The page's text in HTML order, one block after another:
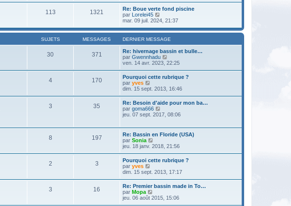
s
a
g
e
r
m
e
s
s
g
e
r
i
e
r
m
e
s
s
a
g
r
l
e
d
e
n
i
e
r
m
e
s
a
113 1321
Re: Boue verte fond piscine
par Lorelei45
o
r
l
d
e
r
n
i
e
m
e
s
a
mar. 09 juil. 2024, 21:37
SUJETS MESSAGES DERNIER MESSAGE
30 371
Re: hivernage bassin et bulle…
par Gwennhadu
o
r
l
e
d
e
r
i
r
m
e
s
s
a
g
ven. 14 avr. 2023, 22:25
4 170
Pourquoi cette rubrique ?
par yves
o
l
e
d
r
n
i
e
r
m
e
s
s
a
g
e
dim. 15 sept. 2013, 16:46
3 35
Re: Besoin d'aide pour mon ba…
par goma666
o
l
e
d
e
r
n
e
r
m
e
s
s
jeu. 07 sept. 2017, 08:06
8 197
Re: Bassin en Floride (USA)
par Sonia
o
l
e
d
e
r
i
e
jeu. 18 janv. 2018, 21:56
2 3
Pourquoi cette rubrique ?
par yves
o
l
e
d
dim. 15 sept. 2013, 17:17
3 16
Re: Premier bassin made in To…
par Mopa
o
jeu. 06 août 2015, 15:06